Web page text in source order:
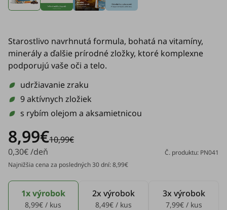
Starostlivo navrhnutá formula, bohatá na vitamíny,
minerály a ďalšie prírodné zložky, ktoré komplexne
podporujú vaše oči a telo.
udržiavanie zraku
9 aktívnych zložiek
s rybím olejom a aksamietnicou
8,99€10,99€
0,30€ /deň
Č. produktu: PN041
Najnižšia cena za posledných 30 dní: 8,99€
1x výrobok
8,99€ / kus
2x výrobok
8,49€ / kus
3x výrobok
7,99€ / kus